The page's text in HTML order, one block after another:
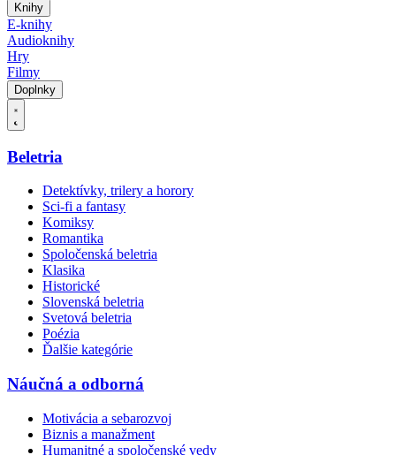
Knihy
E-knihy
Audioknihy
Hry
Filmy
Doplnky
Beletria
Detektívky, trilery a horory
Sci-fi a fantasy
Komiksy
Romantika
Spoločenská beletria
Klasika
Historické
Slovenská beletria
Svetová beletria
Poézia
Ďalšie kategórie
Náučná a odborná
Motivácia a sebarozvoj
Biznis a manažment
Humanitné a spoločenské vedy